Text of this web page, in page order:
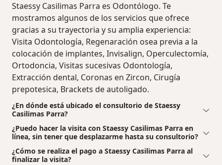
Staessy Casilimas Parra es Odontólogo. Te
mostramos algunos de los servicios que ofrece
gracias a su trayectoria y su amplia experiencia:
Visita Odontología, Regenaración osea previa a la
colocación de implantes, Invisalign, Operculectomía,
Ortodoncia, Visitas sucesivas Odontología,
Extracción dental, Coronas en Zircon, Cirugía
prepotesica, Brackets de autoligado.
¿En dónde está ubicado el consultorio de Staessy
Casilimas Parra?
¿Puedo hacer la visita con Staessy Casilimas Parra en
línea, sin tener que desplazarme hasta su consultorio?
¿Cómo se realiza el pago a Staessy Casilimas Parra al
finalizar la visita?